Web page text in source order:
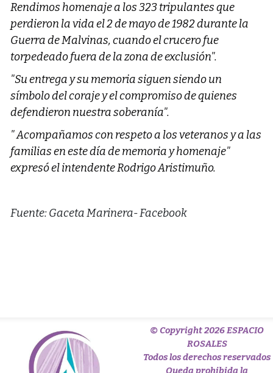
Rendimos homenaje a los 323 tripulantes que
perdieron la vida el 2 de mayo de 1982 durante la
Guerra de Malvinas, cuando el crucero fue
torpedeado fuera de la zona de exclusión".
"Su entrega y su memoria siguen siendo un
símbolo del coraje y el compromiso de quienes
defendieron nuestra soberanía".
" Acompañamos con respeto a los veteranos y a las
familias en este día de memoria y homenaje"
expresó el intendente Rodrigo Aristimuño.
Fuente: Gaceta Marinera- Facebook
© Copyright 2026 ESPACIO
ROSALES
Todos los derechos reservados
Queda prohibida la